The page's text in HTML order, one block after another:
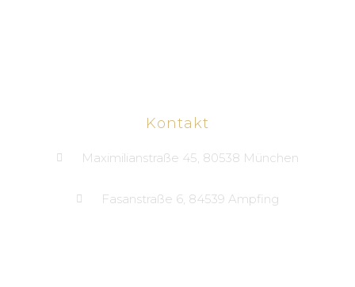
Kontakt
Maximilianstraße 45, 80538 München
Fasanstraße 6, 84539 Ampfing